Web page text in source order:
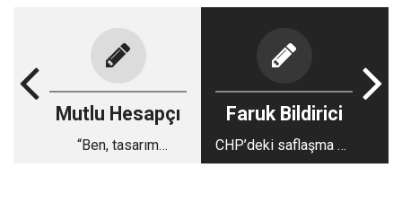
Mutlu Hesapçı
“Ben, tasarım
Faruk Bildirici
CHP’deki saflaşma ve
gazetecilere saldırılar